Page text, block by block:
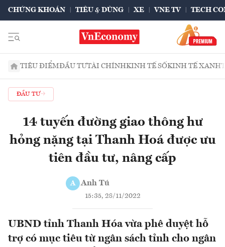
CHỨNG KHOÁN TIÊU & DÙNG XE VNE TV TECH
TIÊU ĐIỂMĐẦU TƯTÀI CHÍNHKINH TẾ SỐKINH TẾ XANH
ĐẦU TƯ
14 tuyến đường giao thông hư
hỏng nặng tại Thanh Hoá được ưu
tiên đầu tư, nâng cấp
A Anh Tú
15:35, 28/11/2022
UBND tỉnh Thanh Hóa vừa phê duyệt hỗ
trợ có mục tiêu từ ngân sách tỉnh cho ngân